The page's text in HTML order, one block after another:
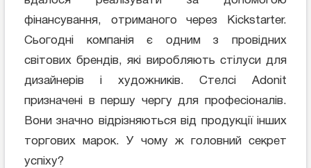
фінансування, отриманого через Kickstarter.
Сьогодні компанія є одним з провідних
світових брендів, які виробляють стілуси для
дизайнерів і художників. Стелсі Adonit
призначені в першу чергу для професіоналів.
Вони значно відрізняються від продукції інших
торгових марок. У чому ж головний секрет
успіху?